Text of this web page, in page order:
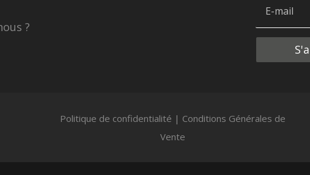
?
Alternative:
Politique de confidentialité | Conditions Générales de
Vente